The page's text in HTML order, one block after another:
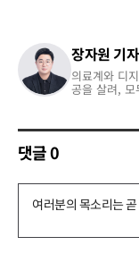
장자원 기자
의료계와 디
공을 살려, 모
댓글0
댓